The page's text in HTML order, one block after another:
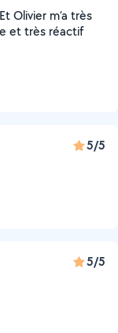
Olivier m’a très
et très réactif
5/5
5/5